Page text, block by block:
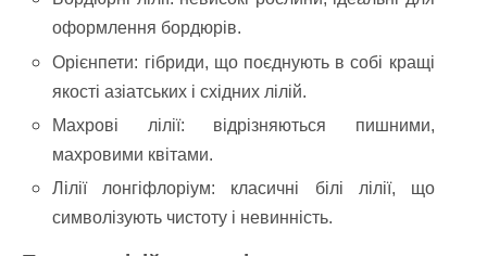
оформлення бордюрів.
Орієнпети: гібриди, що поєднують в собі кращі
якості азіатських і східних лілій.
Махрові лілії: відрізняються пишними,
махровими квітами.
Лілії лонгіфлоріум: класичні білі лілії, що
символізують чистоту і невинність.